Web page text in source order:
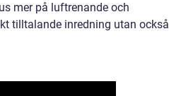
mer på luftrenande och
tilltalande inredning utan också